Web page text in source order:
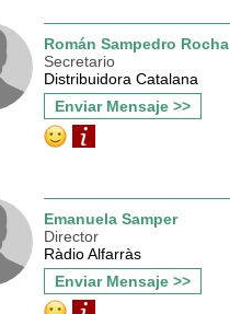
Román Sampedro Rocha
Secretario
Distribuidora Catalana
Enviar Mensaje >>
Emanuela Samper
Director
Ràdio Alfarràs
Enviar Mensaje >>